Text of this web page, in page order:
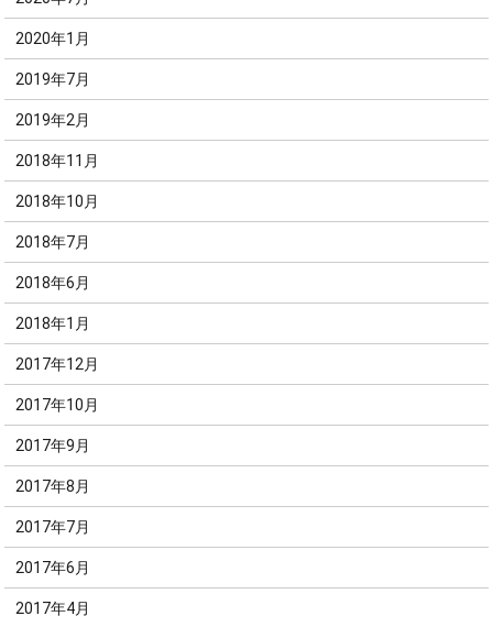
2020年1月
2019年7月
2019年2月
2018年11月
2018年10月
2018年7月
2018年6月
2018年1月
2017年12月
2017年10月
2017年9月
2017年8月
2017年7月
2017年6月
2017年4月